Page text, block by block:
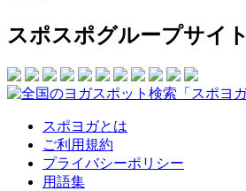
スポスポグループサイト
スポヨガとは
ご利用規約
プライバシーポリシー
用語集